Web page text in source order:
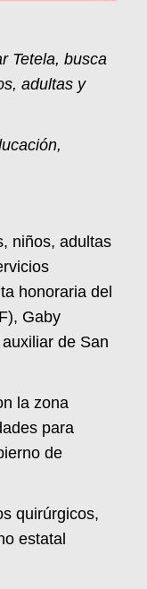
Tetela, busca
adultas y
niños, adultas
honoraria del
Gaby
de San
la zona
para
de
quirúrgicos,
estatal